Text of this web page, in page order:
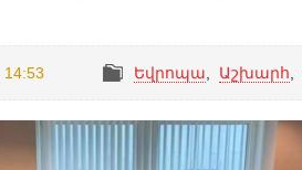
14:53 Եվրոպա Աշխարհ